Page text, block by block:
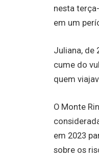
nesta
em um
Juliana, de
cume do
quem
O Monte
em 2023
sobre os